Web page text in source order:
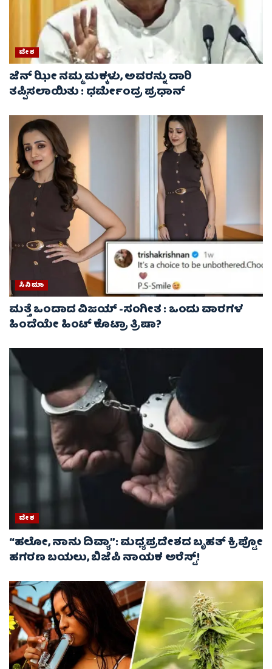
ದೇಶ
ಜೆನ್ ಝೀ ನಮ್ಮ ಮಕ್ಕಳು, ಅವರನ್ನು ದಾರಿ
ತಪ್ಪಿಸಲಾಯಿತು : ಧರ್ಮೇಂದ್ರ ಪ್ರಧಾನ್
ಸಿನಿಮಾ
ಮತ್ತೆ ಒಂದಾದ ವಿಜಯ್ -ಸಂಗೀತ : ಒಂದು ವಾರಗಳ
ಹಿಂದೆಯೇ ಹಿಂಟ್ ಕೊಟ್ರಾ ತ್ರಿಷಾ?
ದೇಶ
“ಹಲೋ, ನಾನು ದಿವ್ಯಾ”: ಮಧ್ಯಪ್ರದೇಶದ ಬೃಹತ್ ಕ್ರಿಪ್ಟೋ
ಹಗರಣ ಬಯಲು, ಬಿಜೆಪಿ ನಾಯಕ ಅರೆಸ್ಟ್!